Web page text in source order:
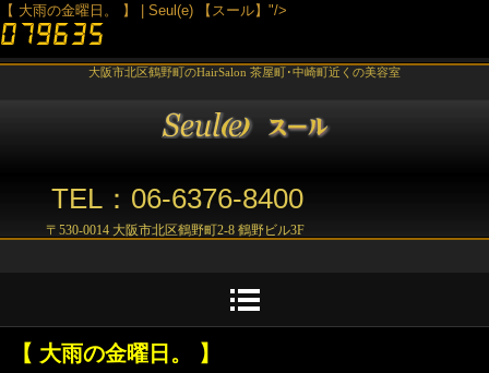
【 大雨の金曜日。 】 | Seul(e) 【スール】"/>
大阪市北区鶴野町のHairSalon 茶屋町･中崎町近くの美容室
TEL：06-6376-8400
〒530-0014 大阪市北区鶴野町2-8 鶴野ビル3F
【 大雨の金曜日。 】